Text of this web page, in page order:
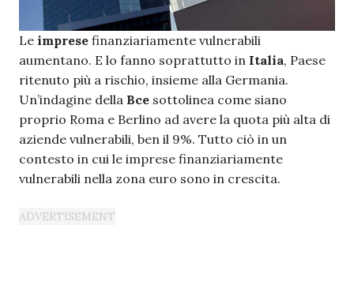
Le imprese finanziariamente vulnerabili
aumentano. E lo fanno soprattutto in Italia, Paese
ritenuto più a rischio, insieme alla Germania.
Un’indagine della Bce sottolinea come siano
proprio Roma e Berlino ad avere la quota più alta di
aziende vulnerabili, ben il 9%. Tutto ciò in un
contesto in cui le imprese finanziariamente
vulnerabili nella zona euro sono in crescita.